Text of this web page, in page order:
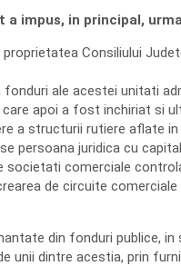
impus, in principal,
Consiliului
ale acestei unitati
apoi a fost inchiriat si
a structurii rutiere aflate
persoana juridica cu
societati comerciale
de circuite
din fonduri publice,
dintre acestia, prin